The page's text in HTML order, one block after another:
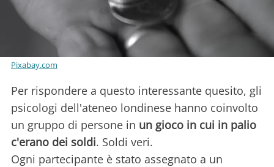
Pixabay.com
Per rispondere a questo interessante quesito, gli
psicologi dell'ateneo londinese hanno coinvolto
un gruppo di persone in un gioco in cui in palio
c'erano dei soldi. Soldi veri.
Ogni partecipante è stato assegnato a un